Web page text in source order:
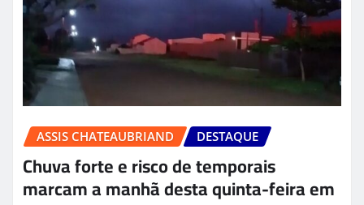
ASSIS CHATEAUBRIAND DESTAQUE
Chuva forte e risco de temporais
marcam a manhã desta quinta-feira em